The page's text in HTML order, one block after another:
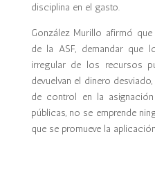
disciplina en el gasto.
González Murillo afirmó
de la ASF, demandar que
irregular de los recursos
devuelvan el dinero
de control en la
públicas, no se emprende
que se promueve la